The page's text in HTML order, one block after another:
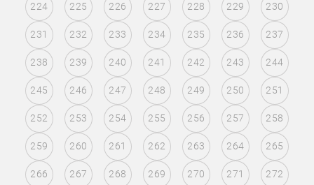
224 225 226 227 228 229 230
231 232 233 234 235 236 237
238 239 240 241 242 243 244
245 246 247 248 249 250 251
252 253 254 255 256 257 258
259 260 261 262 263 264 265
266 267 268 269 270 271 272